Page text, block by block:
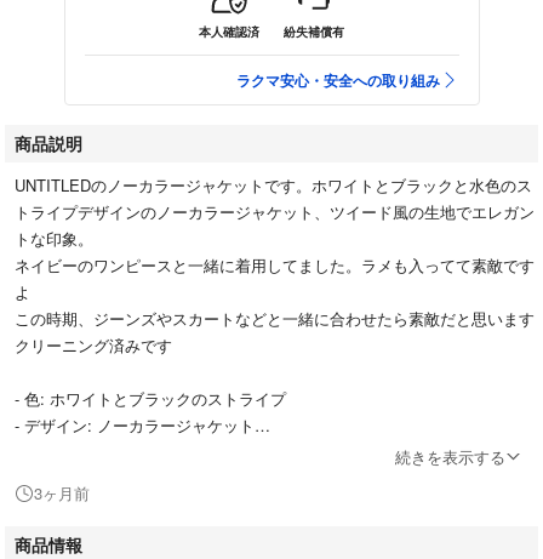
本人確認済 紛失補償有
ラクマ安心・安全への取り組み
商品説明
UNTITLEDのノーカラージャケットです。ホワイトとブラックと水色のス
トライプデザインのノーカラージャケット、ツイード風の生地でエレガン
トな印象。
ネイビーのワンピースと一緒に着用してました。ラメも入ってて素敵です
よ
この時期、ジーンズやスカートなどと一緒に合わせたら素敵だと思います
クリーニング済みです
- 色: ホワイトとブラックのストライプ
- デザイン: ノーカラージャケット
- 特徴: ブラックのトリミング
サイズ···M
続きを表示する
3ヶ月前
商品情報